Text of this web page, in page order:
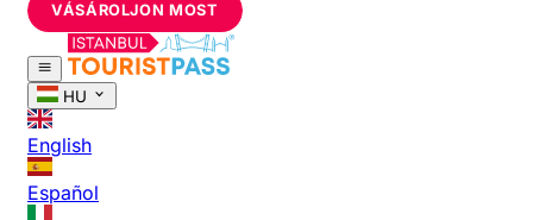
VÁSÁROLJON MOST
HU
English
Español